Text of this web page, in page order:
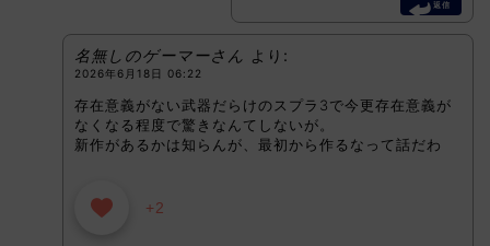
返信
名無しのゲーマーさん より:
2026年6月18日 06:22
存在意義がない武器だらけのスプラ3で今更存在意義が
なくなる程度で驚きなんてしないが。
新作があるかは知らんが、最初から作るなって話だわ
+2